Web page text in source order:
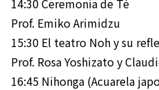
14:30 Ceremonia de Té
Prof. Emiko Arimidzu
15:30 El teatro Noh y su
Prof. Rosa Yoshizato y
16:45 Nihonga (Acuarela